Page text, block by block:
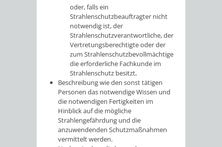
oder, falls ein
Strahlenschutzbeauftragter nicht
notwendig ist, der
Strahlenschutzverantwortliche, der
Vertretungsberechtigte oder der
zum Strahlenschutzbevollmächtige
die erforderliche Fachkunde im
Strahlenschutz besitzt,
Beschreibung wie den sonst tätigen
Personen das notwendige Wissen und
die notwendigen Fertigkeiten im
Hinblick auf die mögliche
Strahlengefährdung und die
anzuwendenden Schutzmaßnahmen
vermittelt werden.